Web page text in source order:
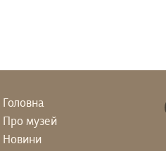
Головна
Про музей
Новини